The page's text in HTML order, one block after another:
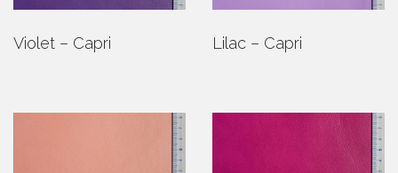
Violet – Capri Lilac – Capri